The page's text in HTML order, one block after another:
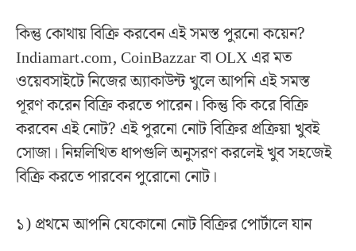
কিন্তু কোথায় বিক্রি করবেন এই সমস্ত পুরনো কয়েন?
Indiamart.com, CoinBazzar বা OLX এর মত
ওয়েবসাইটে নিজের অ্যাকাউন্ট খুলে আপনি এই সমস্ত
পূরণ করেন বিক্রি করতে পারেন। কিন্তু কি করে বিক্রি
করবেন এই নোট? এই পুরনো নোট বিক্রির প্রক্রিয়া খুবই
সোজা। নিম্নলিখিত ধাপগুলি অনুসরণ করলেই খুব সহজেই
বিক্রি করতে পারবেন পুরোনো নোট।
১) প্রথমে আপনি যেকোনো নোট বিক্রির পোর্টালে যান